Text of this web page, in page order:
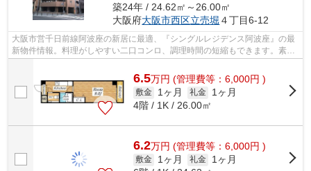
築24年 / 24.62㎡～26.00㎡
大阪府大阪市西区立売堀 ４丁目6-12
大阪市営千日前線阿波座の新居に最適、『シングルレジデンス阿波座』の最
新物件情報。料理がしやすい二口コンロ、調理時間の短縮もできます。素敵
なキッチンが欲しいという方にオスス...
6.5万円 (管理費等：6,000円 )
敷金 1ヶ月 礼金
1ヶ月
4階 / 1K / 26.00㎡
6.2万円 (管理費等：6,000円 )
敷金 1ヶ月 礼金
1ヶ月